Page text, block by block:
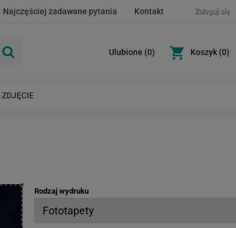
Zaloguj się
Najczęściej zadawane pytania Kontakt
Ulubione (0) Koszyk (0)
Rodzaj wydruku